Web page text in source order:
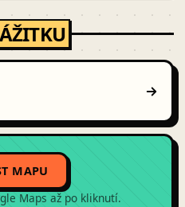
MAPU
Maps až po kliknutí.